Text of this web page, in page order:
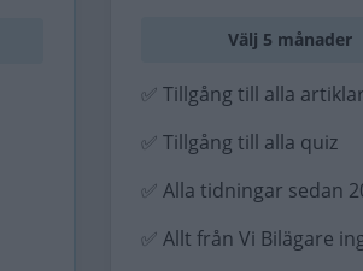
Välj 5 månader
✅ Tillgång till alla artiklar
✅ Tillgång till alla quiz
✅ Alla tidningar sedan
✅ Allt från Vi Bilägare